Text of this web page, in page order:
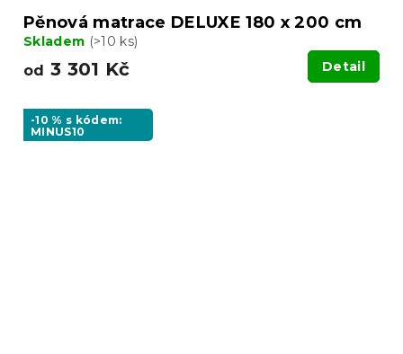
Pěnová matrace DELUXE 180 x 200 cm
Skladem (>10 ks)
od 3 301 Kč Detail
-10 % s kódem:
MINUS10